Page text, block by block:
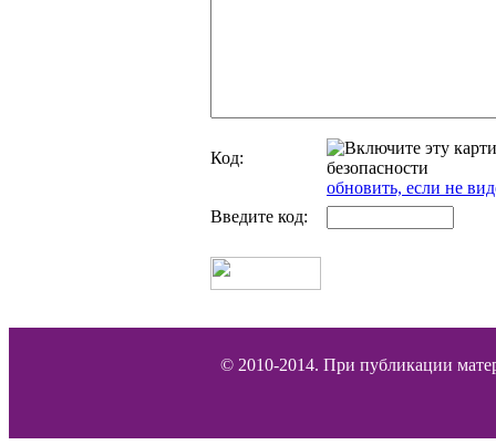
Код:
обновить, если не
Введите код:
© 2010-2014. При публикации